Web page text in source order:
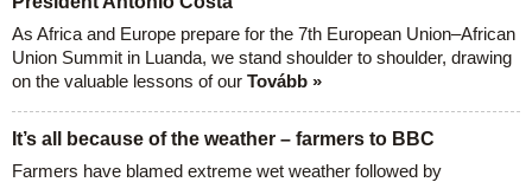
As Africa and Europe prepare for the 7th European Union–African
Union Summit in Luanda, we stand shoulder to shoulder, drawing
on the valuable lessons of our Tovább »
It’s all because of the weather – farmers to BBC
Farmers have blamed extreme wet weather followed by